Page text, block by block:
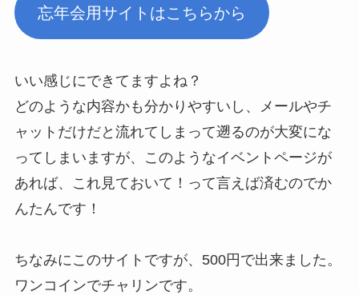
忘年会用サイトはこちらから
いい感じにできてますよね？
どのような内容かも分かりやすいし、メールやチ
ャットだけだと流れてしまって遡るのが大変にな
ってしまいますが、このようなイベントページが
あれば、これ見ておいて！って言えば済むのでか
んたんです！
ちなみにこのサイトですが、500円で出来ました。
ワンコインでチャリンです。